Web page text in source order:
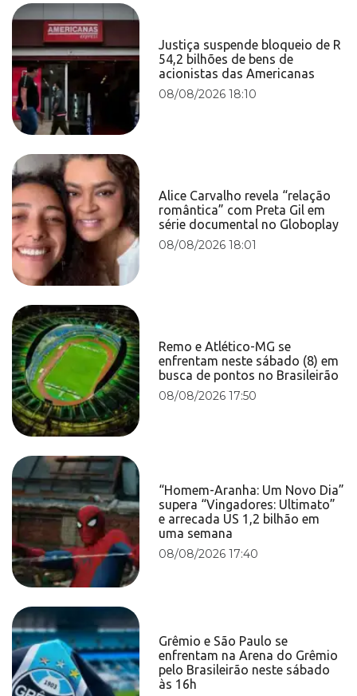
Justiça suspende bloqueio de R
54,2 bilhões de bens de
acionistas das Americanas
08/08/2026 18:10
Alice Carvalho revela “relação
romântica” com Preta Gil em
série documental no Globoplay
08/08/2026 18:01
Remo e Atlético-MG se
enfrentam neste sábado (8) em
busca de pontos no Brasileirão
08/08/2026 17:50
“Homem-Aranha: Um Novo Dia”
supera “Vingadores: Ultimato”
e arrecada US 1,2 bilhão em
uma semana
08/08/2026 17:40
Grêmio e São Paulo se
enfrentam na Arena do Grêmio
pelo Brasileirão neste sábado
às 16h